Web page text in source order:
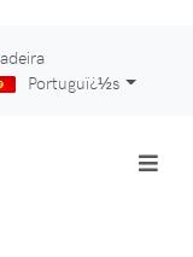
Portuguï¿½s